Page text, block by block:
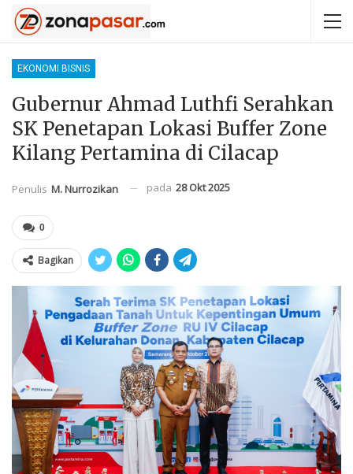
EKONOMI BISNIS
Gubernur Ahmad Luthfi Serahkan
SK Penetapan Lokasi Buffer Zone
Kilang Pertamina di Cilacap
Penulis M. Nurrozikan pada 28 Okt 2025
0
Bagikan